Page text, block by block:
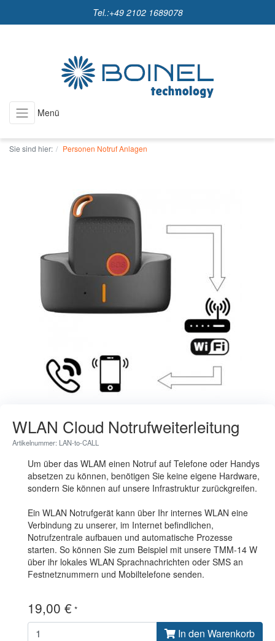
Tel.:+49 2102 1689078
Menü
Sie sind hier: Personen Notruf Anlagen
WLAN Cloud Notrufweiterleitung
Artikelnummer: LAN-to-CALL
Um über das WLAM einen Notruf auf Telefone oder Handys
absetzen zu können, benötigen Sie keine eigene Hardware,
sondern Sie können auf unsere Infrastruktur zurückgreifen.
Ein WLAN Notrufgerät kann über Ihr internes WLAN eine
Verbindung zu unserer, im Internet befindlichen,
Notrufzentrale aufbauen und automatische Prozesse
starten. So können Sie zum Beispiel mit unsere TMM-14 W
über ihr lokales WLAN Sprachnachrichten oder SMS an
Festnetznummern und Mobiltelefone senden.
19,00 € *
In den Warenkorb